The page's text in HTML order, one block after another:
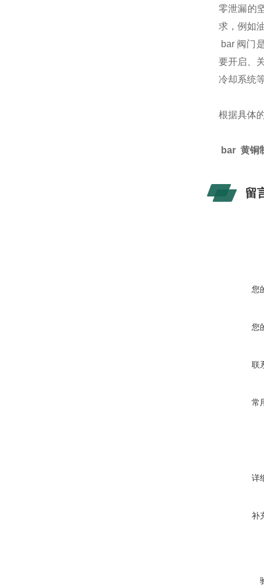
零泄漏的
求，例如
bar 阀门
要开启、
冷却系统
根据具体
bar 黄铜
留
您
您
联
常
详
补